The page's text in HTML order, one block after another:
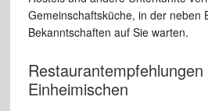
Gemeinschaftsküche, in der neben
Bekanntschaften auf Sie warten.
Restaurantempfehlungen
Einheimischen